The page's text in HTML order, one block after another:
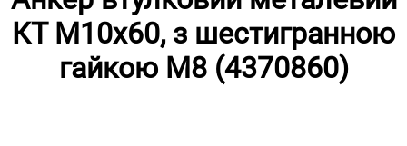
КТ М10х60, з шестигранною
гайкою М8 (4370860)